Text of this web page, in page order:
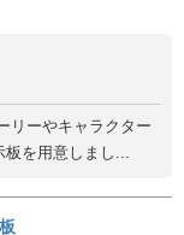
リーやキャラクター
板を用意しまし...